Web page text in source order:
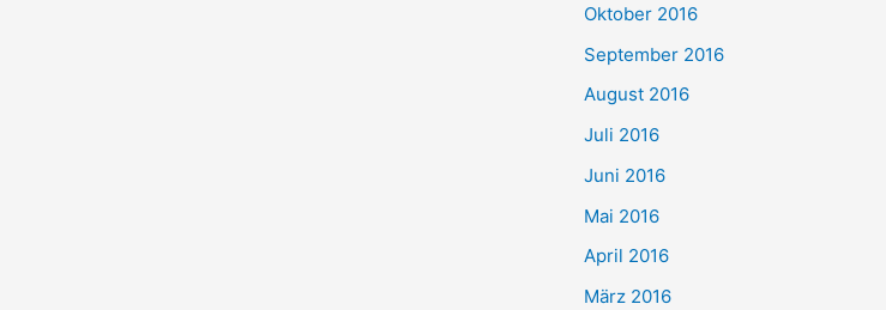
Oktober 2016
September 2016
August 2016
Juli 2016
Juni 2016
Mai 2016
April 2016
März 2016